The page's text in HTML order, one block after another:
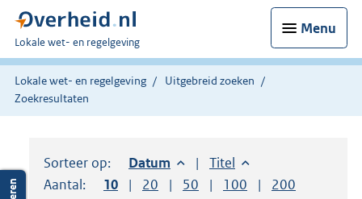
Menu
U
bent
hier:
Lokale wet- en regelgeving
Lokale wet- en regelgeving
Uitgebreid zoeken
Zoekresultaten
Sorteer op: Sorteer op:
Datum aflopendSorteer op:
Titel oplopend
Aantal:
Toon
10 resultaten per pagina
Toon
20 resultaten per pagina
Toon
50 resultaten per pagina
Toon
100 resultaten per
Toon
200